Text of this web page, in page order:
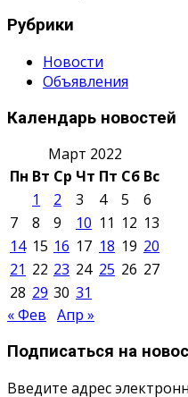
Рубрики
Новости
Объявления
Календарь новостей
Март 2022
Пн Вт Ср Чт Пт Сб Вс
1
2 3 4 5
6
7
8 9 10 11 12 13
14 15 16 17 18 19 20
21 22 23 24 25 26 27
28 29 30 31
« Фев Апр »
Подписаться на
Введите адрес